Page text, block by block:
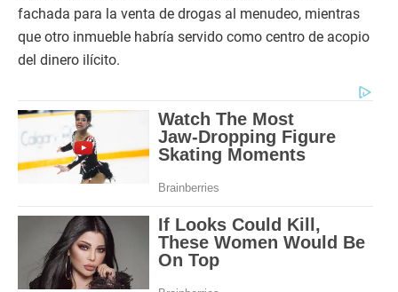
fachada para la venta de drogas al menudeo, mientras
que otro inmueble habría servido como centro de acopio
del dinero ilícito.